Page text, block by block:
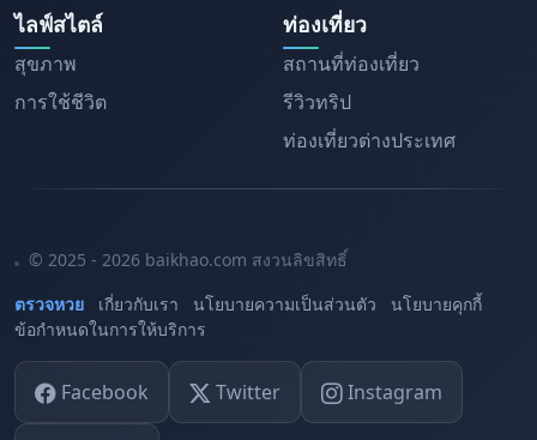
ไลฟ์สไตล์
สุขภาพ
การใช้ชีวิต
ท่องเที่ยว
สถานที่ท่องเที่ยว
รีวิวทริป
ท่องเที่ยวต่างประเทศ
© 2025 - 2026 baikhao.com สงวนลิขสิทธิ์
ตรวจหวย
เกี่ยวกับเรา นโยบายความเป็นส่วนตัว
นโยบายคุกกี้
ข้อกำหนดในการให้บริการ
Facebook Twitter Instagram